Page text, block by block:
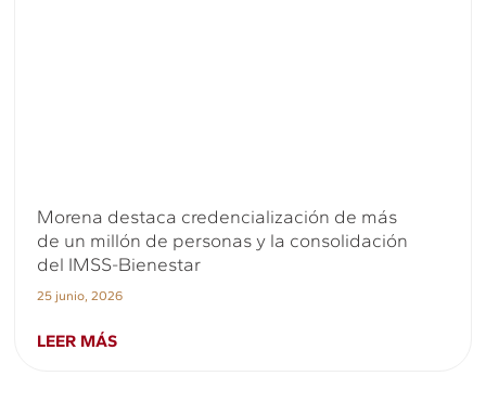
Morena destaca credencialización de más
de un millón de personas y la consolidación
del IMSS-Bienestar
25 junio, 2026
LEER MÁS